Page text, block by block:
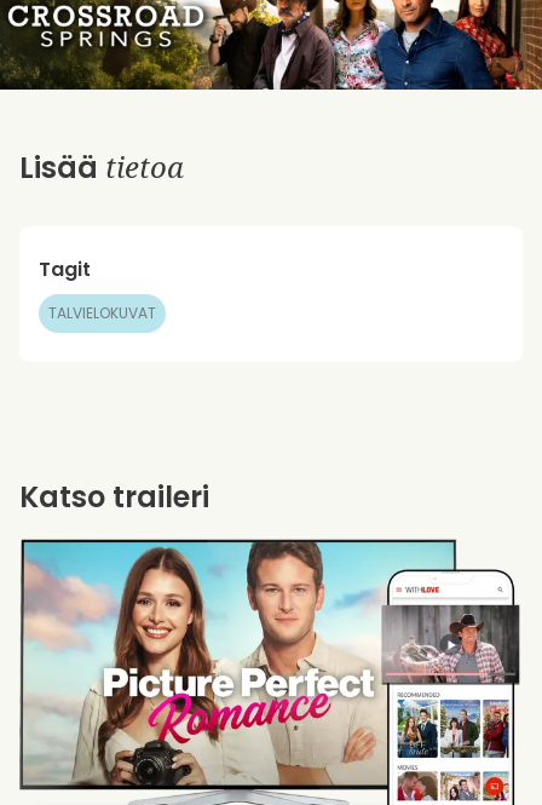
Lisää tietoa
Tagit
TALVIELOKUVAT
Katso traileri